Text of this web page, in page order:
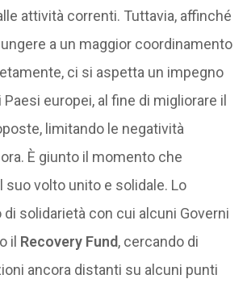
attività correnti. Tuttavia, affinché
a un maggior coordinamento
ci si aspetta un impegno
europei, al fine di migliorare il
limitando le negatività
È giunto il momento che
suo volto unito e solidale. Lo
solidarietà con cui alcuni Governi
il Recovery Fund, cercando di
ancora distanti su alcuni punti